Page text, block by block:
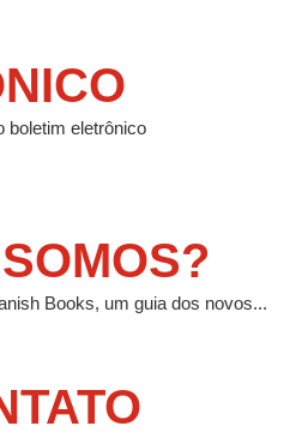
boletim eletrônico
Books, um guia dos novos...